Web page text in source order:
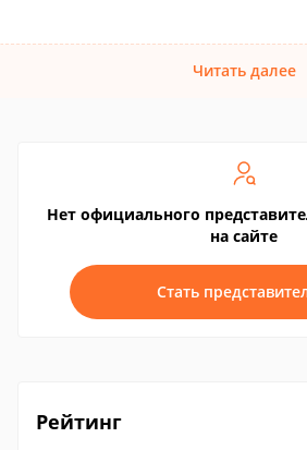
Читать далее
Нет официального
на сайте
Стать
Рейтинг